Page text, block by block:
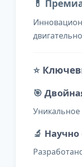
💊
⭐
🎯
🔬 Научно